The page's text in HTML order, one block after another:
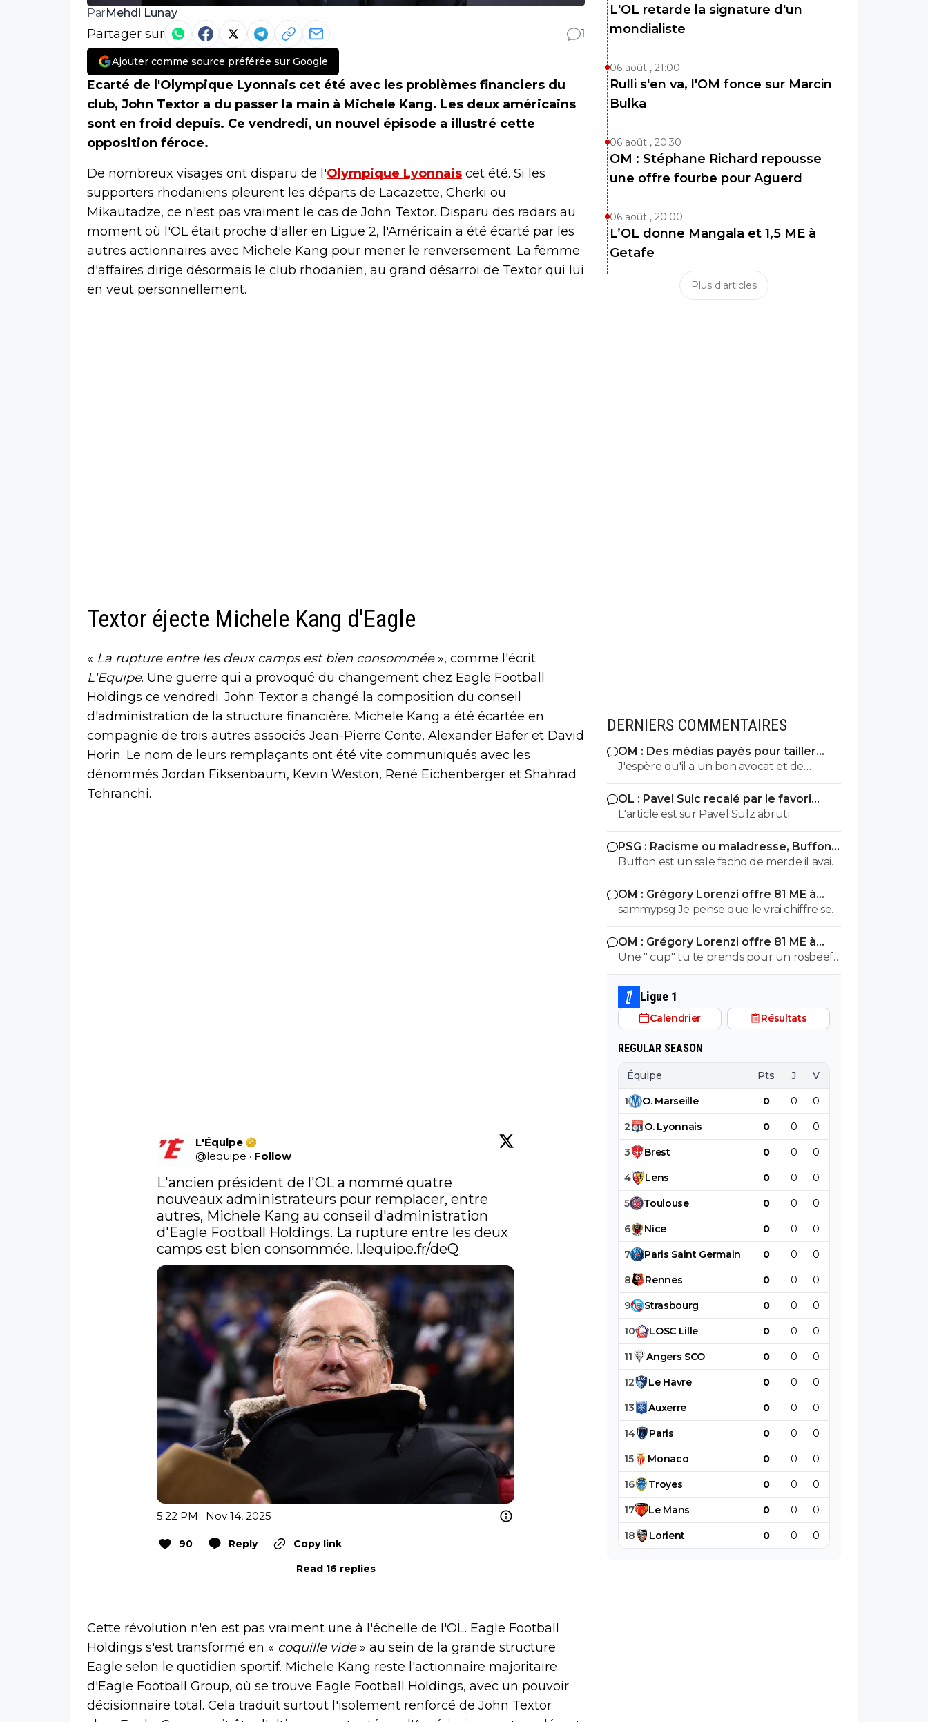
ParMehdi Lunay
Partager sur 1
Ajouter comme source préférée sur Google
Ecarté de l'Olympique Lyonnais cet été avec les problèmes financiers du
club, John Textor a du passer la main à Michele Kang. Les deux américains
sont en froid depuis. Ce vendredi, un nouvel épisode a illustré cette
opposition féroce.
De nombreux visages ont disparu de l'Olympique Lyonnais cet été. Si les
supporters rhodaniens pleurent les départs de Lacazette, Cherki ou
Mikautadze, ce n'est pas vraiment le cas de John Textor. Disparu des radars au
moment où l'OL était proche d'aller en Ligue 2, l'Américain a été écarté par les
autres actionnaires avec Michele Kang pour mener le renversement. La femme
d'affaires dirige désormais le club rhodanien, au grand désarroi de Textor qui lui
en veut personnellement.
Textor éjecte Michele Kang d'Eagle
« La rupture entre les deux camps est bien consommée », comme l'écrit
L'Equipe. Une guerre qui a provoqué du changement chez Eagle Football
Holdings ce vendredi. John Textor a changé la composition du conseil
d'administration de la structure financière. Michele Kang a été écartée en
compagnie de trois autres associés Jean-Pierre Conte, Alexander Bafer et David
Horin. Le nom de leurs remplaçants ont été vite communiqués avec les
dénommés Jordan Fiksenbaum, Kevin Weston, René Eichenberger et Shahrad
Tehranchi.
L'Équipe
@lequipe · Follow
L'ancien président de l'OL a nommé quatre
nouveaux administrateurs pour remplacer, entre
autres, Michele Kang au conseil d'administration
d'Eagle Football Holdings. La rupture entre les deux
camps est bien consommée. l.lequipe.fr/deQ
5:22 PM · Nov 14, 2025
90 Reply
Copy link
Read 16 replies
Cette révolution n'en est pas vraiment une à l'échelle de l'OL. Eagle Football
Holdings s'est transformé en « coquille vide» au sein de la grande structure
Eagle selon le quotidien sportif. Michele Kang reste l'actionnaire majoritaire
d'Eagle Football Group, où se trouve Eagle Football Holdings, avec un pouvoir
décisionnaire total. Cela traduit surtout l'isolement renforcé de John Textor
L'OL retarde la signature d'un
mondialiste
06 août , 21:00
Rulli s'en va, l'OM fonce sur Marcin
Bulka
06 août , 20:30
OM : Stéphane Richard repousse
une offre fourbe pour Aguerd
06 août , 20:00
L’OL donne Mangala et 1,5 ME à
Getafe
Plus d'articles
DERNIERS COMMENTAIRES
OM : Des médias payés pour tailler
l’OL, McCourt accusé
J'espère qu'il a un bon avocat et de
bonnes preuves parce qu'il va vite
exploser en vol avec ses différentes
révélations
OL : Pavel Sulc recalé par le favori
numéro 1 du mercato
L'article est sur Pavel Sulz abruti
PSG : Racisme ou maladresse, Buffon
écarte Suzuki
Buffon est un sale facho de merde il avait
le numéro 88 cetait pas un hasard...
OM : Grégory Lorenzi offre 81 ME à
Frank McCourt
sammypsg Je pense que le vrai chiffre se
situe entre 620 et 700 M
OM : Grégory Lorenzi offre 81 ME à
Frank McCourt
Une " cup" tu te prends pour un rosbeef
? Lol
Ligue 1
Calendrier Résultats
REGULAR SEASON
Équipe Pts J V
1 O. Marseille 0 0 0
2 O. Lyonnais 0 0 0
3 Brest 0 0 0
4 Lens 0 0 0
5 Toulouse 0 0 0
6 Nice 0 0 0
7 Paris Saint Germain 0 0 0
8 Rennes 0 0 0
9 Strasbourg 0 0 0
10 LOSC Lille 0 0 0
11 Angers SCO 0 0 0
12 Le Havre 0 0 0
13 Auxerre 0 0 0
14 Paris 0 0 0
15 Monaco 0 0 0
16 Troyes 0 0 0
17 Le Mans 0 0 0
18 Lorient 0 0 0